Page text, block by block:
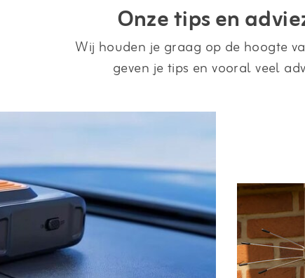
Onze tips en
Wij houden je graag op de hoogte
geven je tips en vooral veel